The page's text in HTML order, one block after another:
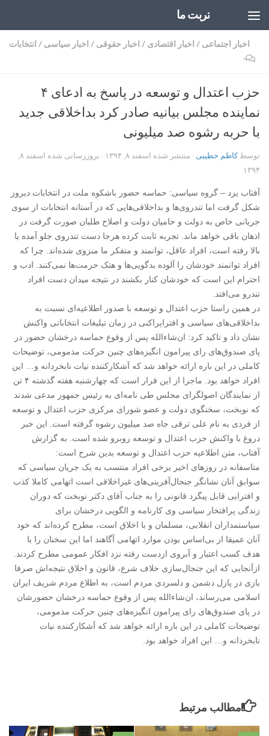
تربت ما
اخبار اجتماعی / اخبار اقتصادی / اخبار حقوقی / اخبار سیاسی / انتخابات
۰
حزب اعتدال و توسعه در پاسخ به ادعای ۴
نماینده مجلس بیانیه صادر کرد بداخلاقی‌ جدید
با حربه رشوه صد میلیونی
توسطکاظم خطیبی · منتشر شده اسفند ۸, ۱۳۹۴ · بروزرسانی شده
اسفند ۸,
۱۳۹۴
آفتاب یزد – گروه سیاسی: حماسه حضور باشکوه ملت در انتخابات دیروز
شکل گرفت اما تندروی‌ها و بداخلاقی‌هایی که در آستانه انتخابات از سوی
جریانی خاص به دولت و حامیان دولت و اصلاح طلبان صورت گرفت در
اذهان باقی خواهد ماند. تجربه ثابت کرده هرجا دست تندروی جلو آمده یا
بالا رفته است، افراد عاقل، توانمند و متفکر ما منزوی شده‌اند. چرا که
افراد توانمند خودشان را آلوده بدگویی‌ها و هتک حرمت‌ها نمی‌کنند. ادب و
احترام این است که خودشان کنار بکشند در نتیجه میدان دست افراد
تندرو می‌افتد.
در همین راستا حزب اعتدال و توسعه با صدور اطلاعیه‌ای نسبت به
بداخلاقی‌های سیاسی و افترا‌پراکنی در زمان تبلیغات انتخاباتی واکنش
نشان داد و تاکید کرد: ان‌شاءالله پس از وقوع حماسه درخشان حضور در
پای صندوق‌های رای پیرامون انگیزه‌های چنین حرکت مذمومی، توضیحات
کاملی در این باره ارائه خواهد شد که آشکارکننده نیات نابخردانه و… این
افراد خواهد بود. ماجرا از این قرار است که چهارشنبه هفته گذشته ۴ تن
از نمایندگان اصولگرای مجلس طی نامه‌ای به رئیس جمهور مدعی شدند
که نوبخت، سخنگوی دولت و عضو شورای مرکزی حزب اعتدال و توسعه
از فردی به نام علی ترقی جاه صد میلیون رشوه گرفته است. این خبر
دروغ با واکنش حزب اعتدال و توسعه روبرو شده است. به گزارش
آفتاب، متن اطلاعیه حزب اعتدال و توسعه بدین شرح است:
متاسفانه در روزهای اخیر برخی افراد منتسب به یک جریان سیاسی که
سوابق آنان نشانگر جنجال‌آفرینی‌های غیراخلاقی است اتهامی کاملا کذب
و افترایی قابل پیگرد قانونی را به جناب آقای دکتر نوبخت که دوران
زندگی پرافتخار سیاسی وی کارنامه و الگویی درخشان برای
سیاستمداران انقلابی، مسلمان و با اخلاق است، مطرح کرده‌اند که خود
آنان عمیقا از بی‌اساس بودن موارد اتهامی آگاهند اما این سخنان را با
هدف کسب اعتبار و آبروی ازدست رفته نزد افکار عمومی مطرح کردند.
ازآنجایی که این جنجال‌سازی خلاف شرع، قانون و اخلاق نتیجه‌اش صرفا
بازی در پازل دشمن و دلسردی مردم است، به اطلاع مردم شریف ایران
اسلامی می‌رساند، ان‌شاءالله پس از وقوع حماسه درخشان حضورشان
در پای صندوق‌های رای پیرامون انگیزه‌های چنین حرکت مذمومی،
توضیحات کاملی در این باره ارائه خواهد شد که آشکارکننده نیات
نابخردانه و… این افراد خواهد بود.
مطالب مرتبط